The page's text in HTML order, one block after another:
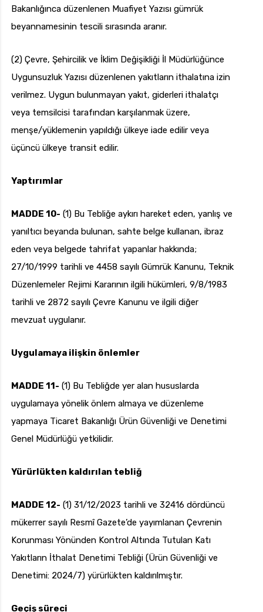
Bakanlığınca düzenlenen Muafiyet Yazısı gümrük
beyannamesinin tescili sırasında aranır.
(2) Çevre, Şehircilik ve İklim Değişikliği İl Müdürlüğünce
Uygunsuzluk Yazısı düzenlenen yakıtların ithalatına izin
verilmez. Uygun bulunmayan yakıt, giderleri ithalatçı
veya temsilcisi tarafından karşılanmak üzere,
menşe/yüklemenin yapıldığı ülkeye iade edilir veya
üçüncü ülkeye transit edilir.
Yaptırımlar
MADDE 10- (1) Bu Tebliğe aykırı hareket eden, yanlış ve
yanıltıcı beyanda bulunan, sahte belge kullanan, ibraz
eden veya belgede tahrifat yapanlar hakkında;
27/10/1999 tarihli ve 4458 sayılı Gümrük Kanunu, Teknik
Düzenlemeler Rejimi Kararının ilgili hükümleri, 9/8/1983
tarihli ve 2872 sayılı Çevre Kanunu ve ilgili diğer
mevzuat uygulanır.
Uygulamaya ilişkin önlemler
MADDE 11- (1) Bu Tebliğde yer alan hususlarda
uygulamaya yönelik önlem almaya ve düzenleme
yapmaya Ticaret Bakanlığı Ürün Güvenliği ve Denetimi
Genel Müdürlüğü yetkilidir.
Yürürlükten kaldırılan tebliğ
MADDE 12- (1) 31/12/2023 tarihli ve 32416 dördüncü
mükerrer sayılı Resmî Gazete’de yayımlanan Çevrenin
Korunması Yönünden Kontrol Altında Tutulan Katı
Yakıtların İthalat Denetimi Tebliği (Ürün Güvenliği ve
Denetimi: 2024/7) yürürlükten kaldırılmıştır.
Geçiş süreci